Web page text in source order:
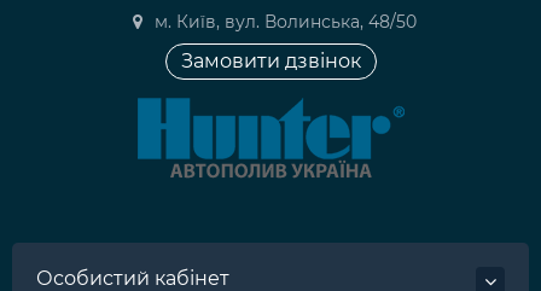
м. Київ, вул. Волинська, 48/50
Замовити дзвінок
Особистий кабінет